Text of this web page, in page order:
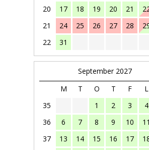
20
17 18 19 20 21
21
24 25 26 27 28
22
31
September 2027
M
T O T F L
35
1 2 3 4
36
6 7 8 9 10 11
37
13 14 15 16 17